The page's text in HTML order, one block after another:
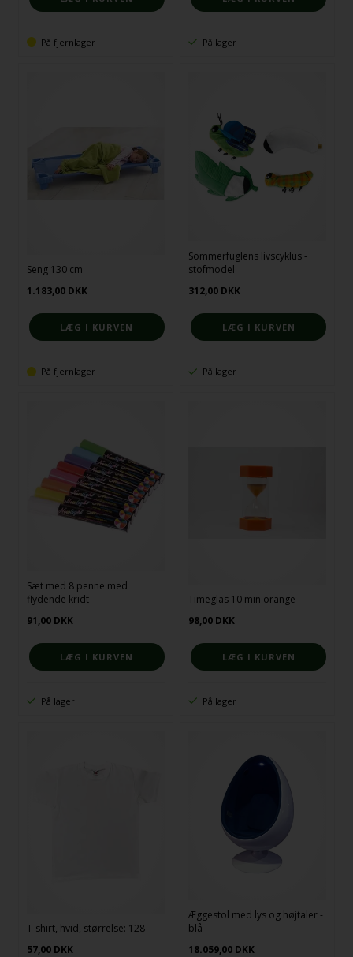
På fjernlager På lager
Seng 130 cm
1.183,00 DKK
På fjernlager
Sommerfuglens livscyklus -
stofmodel
312,00 DKK
På lager
Sæt med 8 penne med
flydende kridt
91,00 DKK
På lager
Timeglas 10 min orange
98,00 DKK
På lager
T-shirt, hvid, størrelse: 128
57,00 DKK
Æggestol med lys og højtaler -
blå
18.059,00 DKK